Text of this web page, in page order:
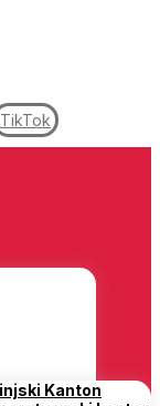
TikTok
Kanton